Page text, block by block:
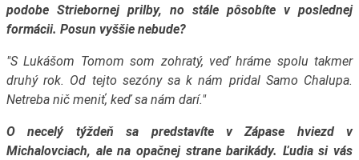
podobe Striebornej prilby, no stále pôsobíte v poslednej
formácii. Posun vyššie nebude?
"S Lukášom Tomom som zohratý, veď hráme spolu takmer
druhý rok. Od tejto sezóny sa k nám pridal Samo Chalupa.
Netreba nič meniť, keď sa nám darí."
O necelý týždeň sa predstavíte v Zápase hviezd v
Michalovciach, ale na opačnej strane barikády. Ľudia si vás